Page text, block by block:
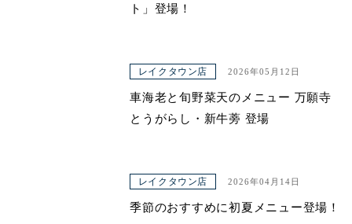
ト」登場！
レイクタウン店 2026年05月12日
車海老と旬野菜天のメニュー 万願寺
とうがらし・新牛蒡 登場
レイクタウン店 2026年04月14日
季節のおすすめに初夏メニュー登場！